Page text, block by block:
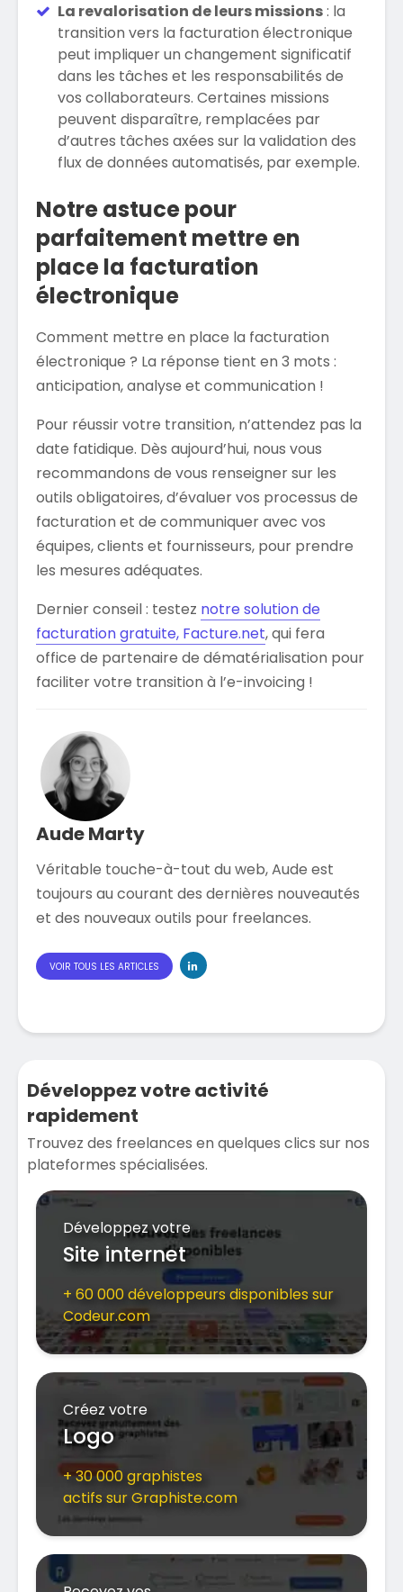
La revalorisation de leurs missions: la
transition vers la facturation électronique
peut impliquer un changement significatif
dans les tâches et les responsabilités de
vos collaborateurs. Certaines missions
peuvent disparaître, remplacées par
d’autres tâches axées sur la validation des
flux de données automatisés, par exemple.
Notre astuce pour
parfaitement mettre en
place la facturation
électronique
Comment mettre en place la facturation
électronique ? La réponse tient en 3 mots :
anticipation, analyse et communication !
Pour réussir votre transition, n’attendez pas la
date fatidique. Dès aujourd’hui, nous vous
recommandons de vous renseigner sur les
outils obligatoires, d’évaluer vos processus de
facturation et de communiquer avec vos
équipes, clients et fournisseurs, pour prendre
les mesures adéquates.
Dernier conseil : testez notre solution de
facturation gratuite, Facture.net, qui fera
office de partenaire de dématérialisation pour
faciliter votre transition à l’e-invoicing !
Aude Marty
Véritable touche-à-tout du web, Aude est
toujours au courant des dernières nouveautés
et des nouveaux outils pour freelances.
VOIR TOUS LES ARTICLES
Développez votre activité
rapidement
Trouvez des freelances en quelques clics sur nos
plateformes spécialisées.
Développez votre
Site internet
+ 60 000 développeurs disponibles sur
Codeur.com
Créez votre
Logo
+ 30 000 graphistes
actifs sur Graphiste.com